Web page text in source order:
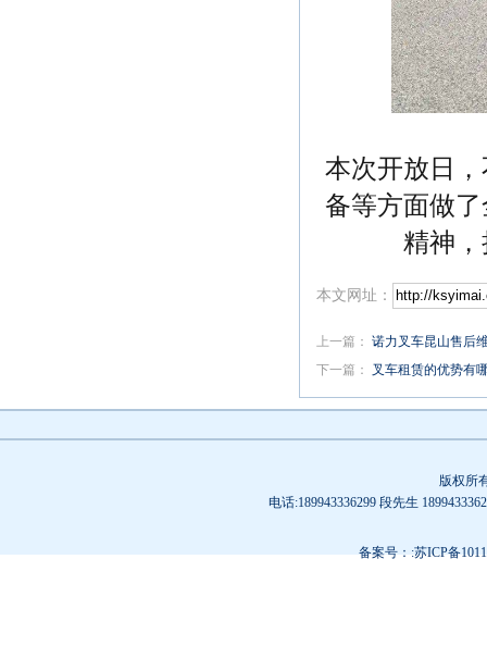
本次开放日
备等方面做
精神
本文网址：
上一篇： 诺力叉车昆山售后
下一篇： 叉车租赁的优势有
版权所
电话:189943336299 段先生
备案号：:苏ICP备